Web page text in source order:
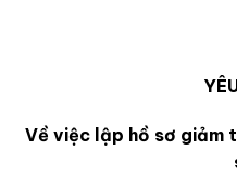
Về việc lập hồ sơ giảm